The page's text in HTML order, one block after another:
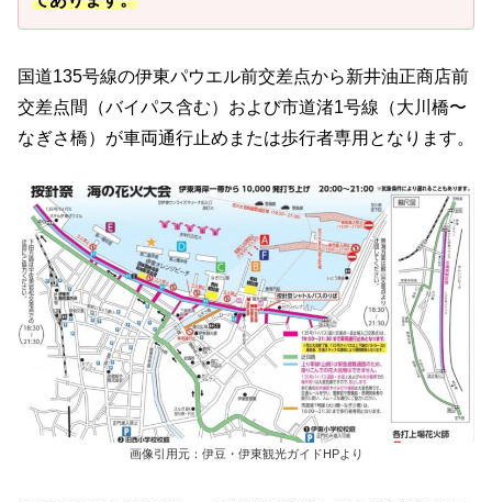
国道135号線の伊東パウエル前交差点から新井油正商店前
交差点間（バイパス含む）および市道渚1号線（大川橋〜
なぎさ橋）が車両通行止めまたは歩行者専用となります。
画像引用元：伊豆・伊東観光ガイドHPより